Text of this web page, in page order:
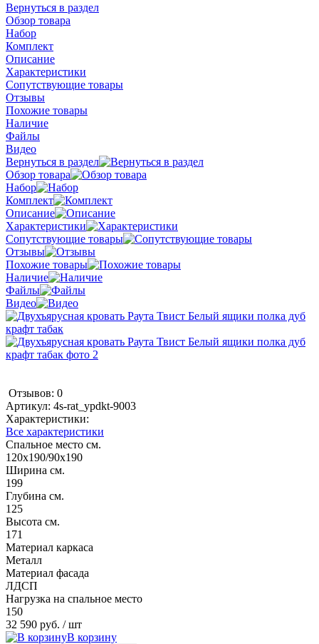
Вернуться в раздел
Обзор товара
Набор
Комплект
Описание
Характеристики
Сопутствующие товары
Отзывы
Похожие товары
Наличие
Файлы
Видео
Вернуться в раздел
Обзор товара
Набор
Комплект
Описание
Характеристики
Сопутствующие товары
Отзывы
Похожие товары
Наличие
Файлы
Видео
Отзывов: 0
Артикул: 4s-rat_ypdkt-9003
Характеристики:
Все характеристики
Спальное место см.
120х190/90х190
Ширина см.
199
Глубина см.
125
Высота см.
171
Материал каркаса
Металл
Материал фасада
ЛДСП
Нагрузка на спальное место
150
32 590 руб. / шт
В корзину